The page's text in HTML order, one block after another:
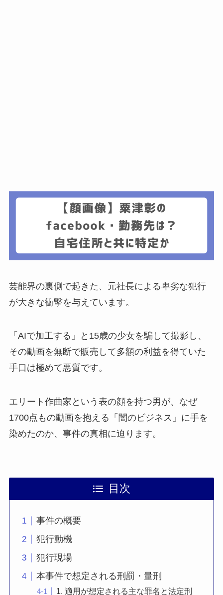
芸能界の裏側で起きた、元社長による卑劣な犯行
が大きな衝撃を与えています。
「AIで加工する」と15歳の少女を騙して撮影し、
その動画を無断で販売して多額の利益を得ていた
手口は極めて悪質です。
エリート作曲家という表の顔を持つ男が、なぜ
1700点もの動画を抱える「闇のビジネス」に手を
染めたのか、事件の真相に迫ります。
目次
事件の概要
犯行動機
犯行現場
本事件で想定される刑罰・量刑
1. 適用が想定される主な罪名と法定刑